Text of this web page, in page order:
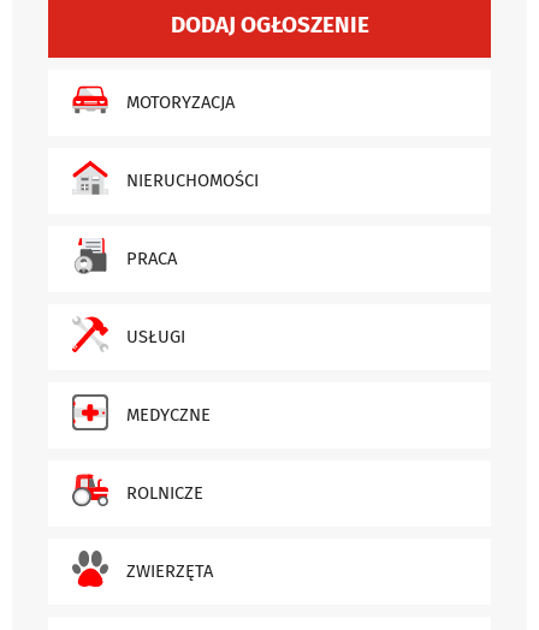
DODAJ OGŁOSZENIE
MOTORYZACJA
NIERUCHOMOŚCI
PRACA
USŁUGI
MEDYCZNE
ROLNICZE
ZWIERZĘTA